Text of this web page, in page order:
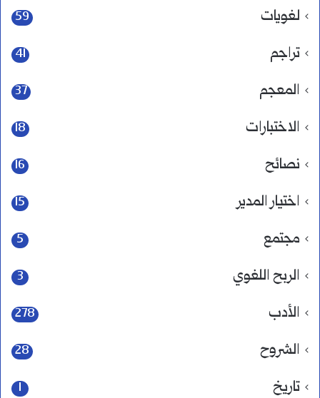
لغويات 59
تراجم 41
المعجم 37
الاختبارات 18
نصائح 16
اختيار المدير 15
مجتمع 5
الربح اللغوي 3
الأدب 278
الشروح 28
تاريخ 1